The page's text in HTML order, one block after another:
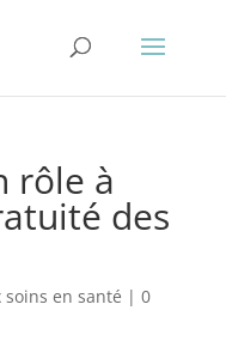
rôle à
des
en santé | 0